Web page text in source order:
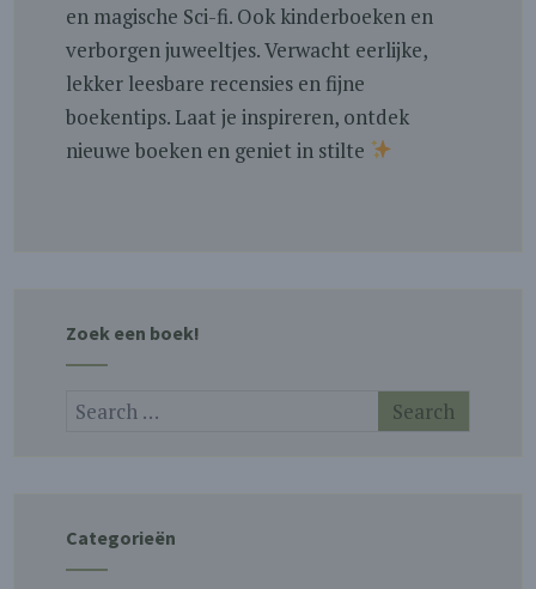
en magische Sci-fi. Ook kinderboeken en
verborgen juweeltjes. Verwacht eerlijke,
lekker leesbare recensies en fijne
boekentips. Laat je inspireren, ontdek
nieuwe boeken en geniet in stilte
Zoek een boek!
Categorieën